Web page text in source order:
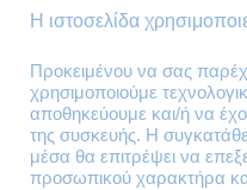
Τρόποι
Τηλέφωνα
210 41 13 636
210 41 13 280
Η ιστοσελίδα
Προκειμένου να σας
χρησιμοποιούμε
αποθηκεύουμε και/ή να
της συσκευής. Η
μέσα θα επιτρέψει να
προσωπικού χαρακτήρα